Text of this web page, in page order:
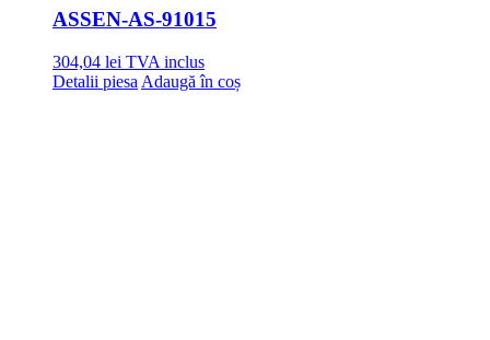
ASSEN-AS-91015
304,04 lei TVA inclus
Detalii piesa Adaugă în coș